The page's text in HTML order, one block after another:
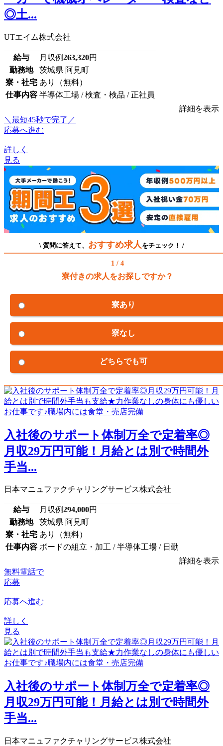
◎土...
UTエイム株式会社
給与 月収例263,320円
勤務地
茨城県 阿見町
寮・社宅 あり（無料）
仕事内容 半導体工場 / 検査・検品 / 正社員
詳細を表示
＼最短45秒で完了／
応募へ進む
詳しく
見る
\ 質問に答えて、 おすすめ求人 をチェック！ /
1 / 4
寮付きの求人をお探しですか？
寮あり
寮なし
どちらでも可
入社後のサポート体制万全で定着率◎
月収29万円可能！月給とは別で時間外
手当...
日本マニュファクチャリングサービス株式会社
給与 月収例294,000円
勤務地
茨城県 阿見町
寮・社宅 あり（無料）
仕事内容 ボードの組立・加工 / 半導体工場 / 日勤
詳細を表示
無料電話で
応募
応募へ進む
詳しく
見る
入社後のサポート体制万全で定着率◎
月収29万円可能！月給とは別で時間外
手当...
日本マニュファクチャリングサービス株式会社